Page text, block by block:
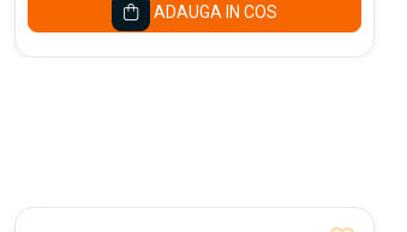
ADAUGA IN COS